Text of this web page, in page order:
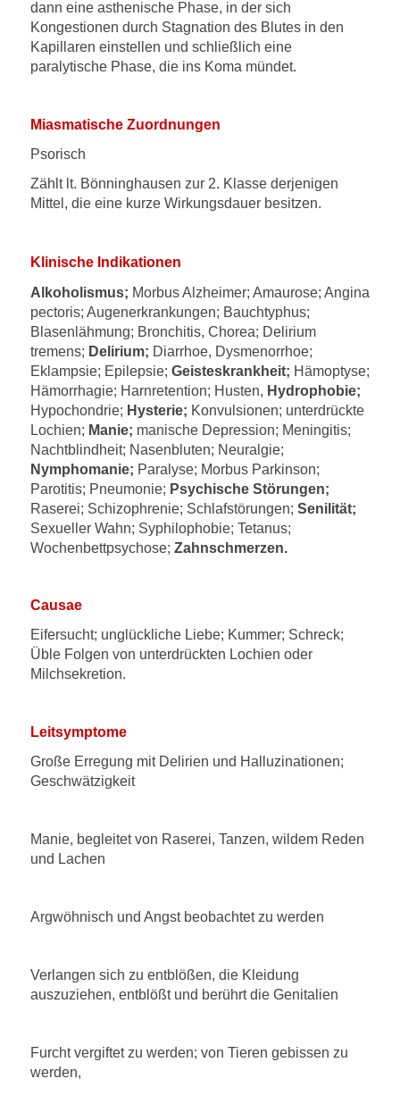
dann eine asthenische Phase, in der sich
Kongestionen durch Stagnation des Blutes in den
Kapillaren einstellen und schließlich eine
paralytische Phase, die ins Koma mündet.
Miasmatische Zuordnungen
Psorisch
Zählt lt. Bönninghausen zur 2. Klasse derjenigen
Mittel, die eine kurze Wirkungsdauer besitzen.
Klinische Indikationen
Alkoholismus; Morbus Alzheimer; Amaurose; Angina
pectoris; Augenerkrankungen; Bauchtyphus;
Blasenlähmung; Bronchitis, Chorea; Delirium
tremens; Delirium; Diarrhoe, Dysmenorrhoe;
Eklampsie; Epilepsie; Geisteskrankheit; Hämoptyse;
Hämorrhagie; Harnretention; Husten, Hydrophobie;
Hypochondrie; Hysterie; Konvulsionen; unterdrückte
Lochien; Manie; manische Depression; Meningitis;
Nachtblindheit; Nasenbluten; Neuralgie;
Nymphomanie; Paralyse; Morbus Parkinson;
Parotitis; Pneumonie; Psychische Störungen;
Raserei; Schizophrenie; Schlafstörungen; Senilität;
Sexueller Wahn; Syphilophobie; Tetanus;
Wochenbettpsychose; Zahnschmerzen.
Causae
Eifersucht; unglückliche Liebe; Kummer; Schreck;
Üble Folgen von unterdrückten Lochien oder
Milchsekretion.
Leitsymptome
Große Erregung mit Delirien und Halluzinationen;
Geschwätzigkeit
Manie, begleitet von Raserei, Tanzen, wildem Reden
und Lachen
Argwöhnisch und Angst beobachtet zu werden
Verlangen sich zu entblößen, die Kleidung
auszuziehen, entblößt und berührt die Genitalien
Furcht vergiftet zu werden; von Tieren gebissen zu
werden,